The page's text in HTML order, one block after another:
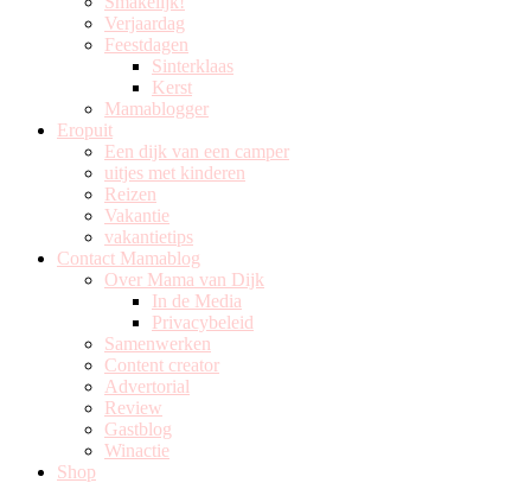
Verjaardag
Feestdagen
Sinterklaas
Kerst
Mamablogger
Eropuit
Een dijk van een camper
uitjes met kinderen
Reizen
Vakantie
vakantietips
Contact Mamablog
Over Mama van Dijk
In de Media
Privacybeleid
Samenwerken
Content creator
Advertorial
Review
Gastblog
Winactie
Shop